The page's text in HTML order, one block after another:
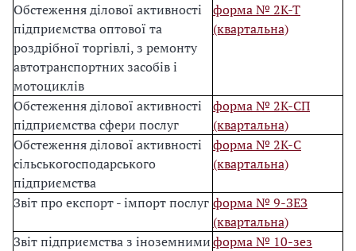
Обстеження ділової активності
підприємства оптової та
роздрібної торгівлі, з ремонту
автотранспортних засобів і
мотоциклів
форма № 2К-Т
(квартальна)
Обстеження ділової активності
підприємства сфери послуг
форма № 2К-СП
(квартальна)
Обстеження ділової активності
сільськогосподарського
підприємства
форма № 2К-С
(квартальна)
Звіт про експорт - імпорт послуг форма № 9-ЗЕЗ
(квартальна)
Звіт підприємства з іноземнимиформа № 10-зез